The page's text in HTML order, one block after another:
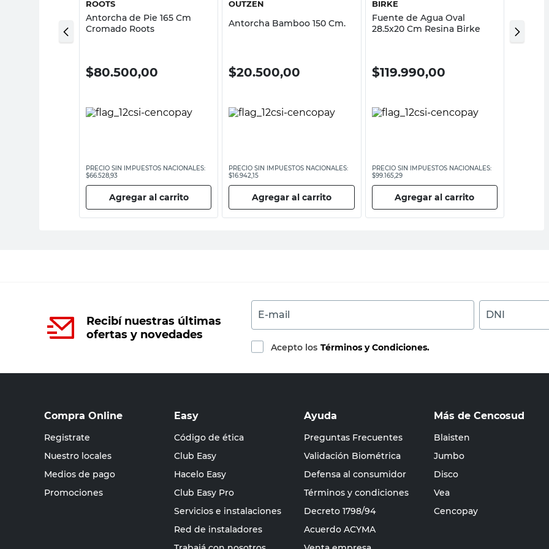
ROOTS
Antorcha de Pie 165 Cm
Cromado Roots
$80.500,00
PRECIO SIN IMPUESTOS NACIONALES:
$66.528,93
Agregar al carrito
OUTZEN
Antorcha Bamboo 150 Cm.
$20.500,00
PRECIO SIN IMPUESTOS NACIONALES:
$16.942,15
Agregar al carrito
BIRKE
Fuente de Agua Oval
28.5x20 Cm Resina Birke
$119.990,00
PRECIO SIN IMPUESTOS NACIONALES:
$99.165,29
Agregar al carrito
30 Cm
Recibí nuestras últimas
ofertas y novedades
E-mail DNI
Acepto los Términos y Condiciones.
Compra Online
Registrate
Nuestro locales
Medios de pago
Promociones
Easy
Código de ética
Club Easy
Hacelo Easy
Club Easy Pro
Servicios e instalaciones
Red de instaladores
Ayuda
Preguntas Frecuentes
Validación Biométrica
Defensa al consumidor
Términos y condiciones
Decreto 1798/94
Acuerdo ACYMA
Más de Cencosud
Blaisten
Jumbo
Disco
Vea
Cencopay